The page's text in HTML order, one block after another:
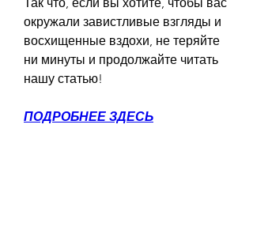
окружали завистливые взгляды и
восхищенные вздохи, не теряйте
ни минуты и продолжайте читать
нашу статью!
ПОДРОБНЕЕ ЗДЕСЬ